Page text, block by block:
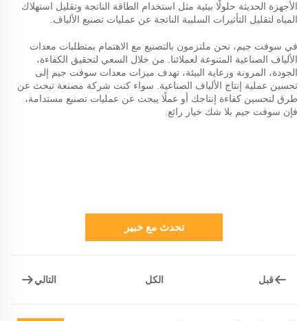
الأجهزة الحديثة حلولًا بيئية مثل استخدام الطاقة الناتجة وتقليل استهلاك
المياه لتقليل التأثيرات السلبية الناتجة عن عمليات تصنيع الألياف.
في سوفت جيم، نحن ملتزمون بالتصنيع مع الاهتمام بمتطلبات معدات
الألياف الصناعية المتنوعة لعملائنا. من خلال السعي لتحقيق الكفاءة،
الجودة، المرونة ورعاية البيئة، تهدف ميزات معدات سوفت جيم إلى
تحسين عملية إنتاج الألياف الصناعية. سواء كنت شركة مصنعة تبحث عن
طرق لتحسين كفاءة إنتاجك أو عملًا يبحث عن عمليات تصنيع مستدامة،
فإن سوفت جيم بلا شك خيار رائع.
تحدث مع خبير
قبل الكل التالي